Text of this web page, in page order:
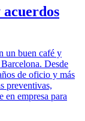
un buen café y
Desde
de oficio y más
preventivas,
en empresa para